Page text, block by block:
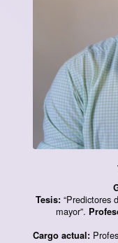
Tesis: “Predictores
mayor”.
Cargo actual: